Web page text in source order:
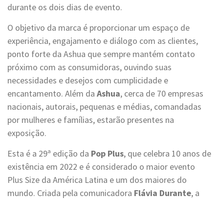
durante os dois dias de evento.
O objetivo da marca é proporcionar um espaço de
experiência, engajamento e diálogo com as clientes,
ponto forte da Ashua que sempre mantém contato
próximo com as consumidoras, ouvindo suas
necessidades e desejos com cumplicidade e
encantamento. Além da Ashua, cerca de 70 empresas
nacionais, autorais, pequenas e médias, comandadas
por mulheres e famílias, estarão presentes na
exposição.
Esta é a 29ª edição da Pop Plus, que celebra 10 anos de
existência em 2022 e é considerado o maior evento
Plus Size da América Latina e um dos maiores do
mundo. Criada pela comunicadora Flávia Durante, a